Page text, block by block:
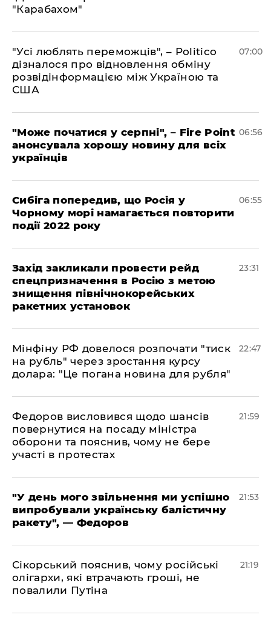
"Карабахом"
"Усі люблять переможців", – Politico
дізналося про відновлення обміну
розвідінформацією між Україною та
США
07:00
"Може початися у серпні", – Fire Point
анонсувала хорошу новину для всіх
українців
06:56
Сибіга попередив, що Росія у
Чорному морі намагається повторити
події 2022 року
06:55
​Захід закликали провести рейд
спецпризначення в Росію з метою
знищення північнокорейських
ракетних установок
23:31
​Мінфіну РФ довелося розпочати "тиск
на рубль" через зростання курсу
долара: "Це погана новина для рубля"
22:47
​Федоров висловився щодо шансів
повернутися на посаду міністра
оборони та пояснив, чому не бере
участі в протестах
21:59
​"У день мого звільнення ми успішно
випробували українську балістичну
ракету", — Федоров
21:53
​Сікорський пояснив, чому російські
олігархи, які втрачають гроші, не
повалили Путіна
21:19